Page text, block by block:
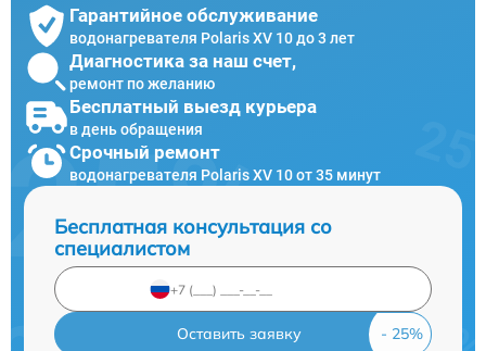
Гарантийное обслуживание
водонагревателя Polaris XV 10 до 3 лет
Диагностика за наш счет,
ремонт по желанию
Бесплатный выезд курьера
в день обращения
Срочный ремонт
водонагревателя Polaris XV 10 от 35 минут
Бесплатная консультация со
специалистом
Оставить заявку